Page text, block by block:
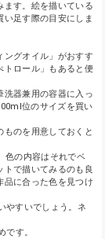
ます。絵を描いている
い足す際の目安にしま
ングオイル」がおすす
トロール」もあると便
洗器兼用の容器に入っ
位のサイズを買い
ものを用意しておくと
色の内容はそれでベ
トで描いてみるのも良
品に合った色を見つけ
やすいでしょう。ネ
です。